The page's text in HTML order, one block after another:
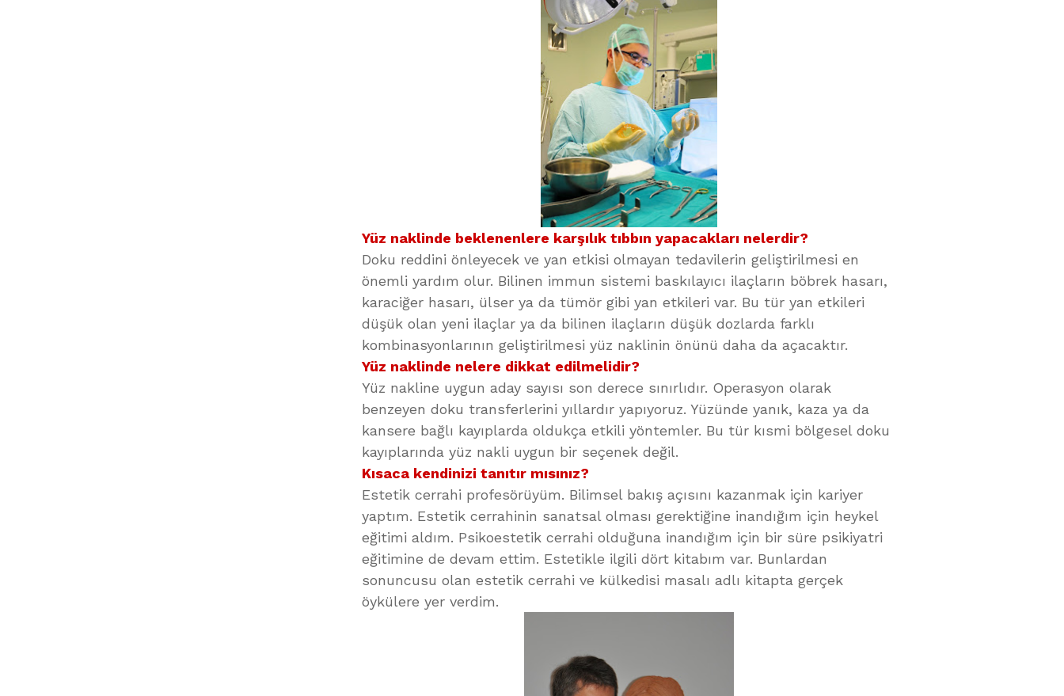
Yüz naklinde beklenenlere karşılık tıbbın yapacakları nelerdir?
Doku reddini önleyecek ve yan etkisi olmayan tedavilerin geliştirilmesi en
önemli yardım olur. Bilinen immun sistemi baskılayıcı ilaçların böbrek hasarı,
karaciğer hasarı, ülser ya da tümör gibi yan etkileri var. Bu tür yan etkileri
düşük olan yeni ilaçlar ya da bilinen ilaçların düşük dozlarda farklı
kombinasyonlarının geliştirilmesi yüz naklinin önünü daha da açacaktır.
Yüz naklinde nelere dikkat edilmelidir?
Yüz nakline uygun aday sayısı son derece sınırlıdır. Operasyon olarak
benzeyen doku transferlerini yıllardır yapıyoruz. Yüzünde yanık, kaza ya da
kansere bağlı kayıplarda oldukça etkili yöntemler. Bu tür kısmi bölgesel doku
kayıplarında yüz nakli uygun bir seçenek değil.
Kısaca kendinizi tanıtır mısınız?
Estetik cerrahi profesörüyüm. Bilimsel bakış açısını kazanmak için kariyer
yaptım. Estetik cerrahinin sanatsal olması gerektiğine inandığım için heykel
eğitimi aldım. Psikoestetik cerrahi olduğuna inandığım için bir süre psikiyatri
eğitimine de devam ettim. Estetikle ilgili dört kitabım var. Bunlardan
sonuncusu olan estetik cerrahi ve külkedisi masalı adlı kitapta gerçek
öykülere yer verdim.